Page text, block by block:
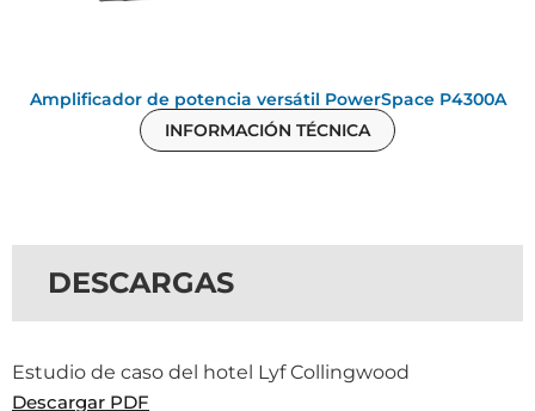
Amplificador de potencia versátil PowerSpace P4300A
INFORMACIÓN TÉCNICA
DESCARGAS
Estudio de caso del hotel Lyf Collingwood
Descargar PDF